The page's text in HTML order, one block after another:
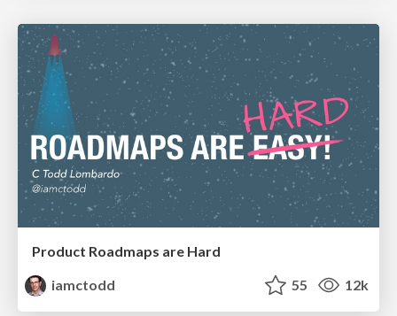
Product Roadmaps are Hard
iamctodd
55 12k